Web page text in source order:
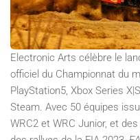
Electronic Arts célèbre le
officiel du Championnat du
PlayStation5, Xbox Series
Steam. Avec 50 équipes
WRC2 et WRC Junior, et